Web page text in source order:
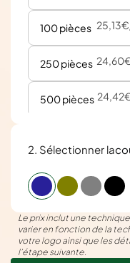
100 pièces 25,13€
250 pièces
500 pièces
2. Sélectionner la
Le prix inclut une
varier en fonction de la
votre logo ainsi que les
l’étape suivante.